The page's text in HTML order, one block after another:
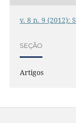
v. 8 n. 9 (2012):
SEÇÃO
Artigos